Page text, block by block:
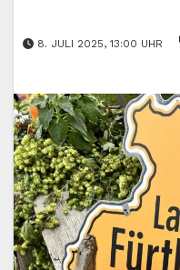
8. JULI 2025, 13:00 UHR